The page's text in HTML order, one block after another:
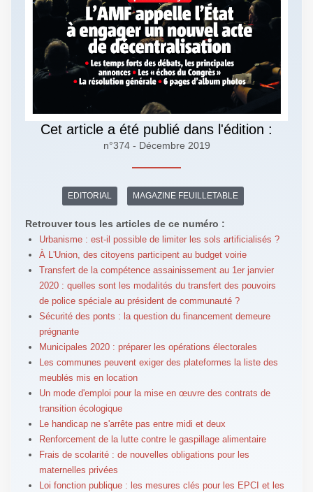
Cet article a été publié dans l'édition :
n°374 - Décembre 2019
EDITORIAL MAGAZINE FEUILLETABLE
Retrouver tous les articles de ce numéro :
Urbanisme : est-il possible de limiter les sols artificialisés ?
À L'Union, des citoyens participent au budget voirie
Transfert de la compétence assainissement au 1er janvier
2020 : quelles sont les modalités du transfert des pouvoirs
de police spéciale au président de communauté ?
Sécurité des ponts : la question du financement demeure
prégnante
Municipales 2020 : préparer les opérations électorales
Les communes peuvent exiger des plateformes la liste des
meublés mis en location
Un mode d'emploi pour la mise en œuvre des contrats de
transition écologique
Le handicap ne s'arrête pas entre midi et deux
Renforcement de la lutte contre le gaspillage alimentaire
Frais de scolarité : de nouvelles obligations pour les
maternelles privées
Loi fonction publique : les mesures clés pour les EPCI et les